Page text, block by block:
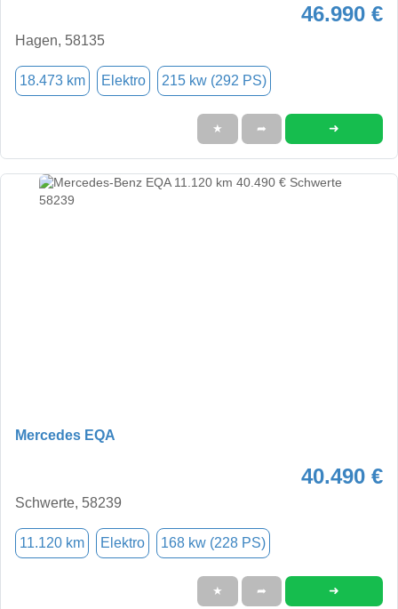
46.990 €
Hagen, 58135
18.473 km Elektro 215 kw (292 PS)
★ ➦ ➜
Mercedes EQA
40.490 €
Schwerte, 58239
11.120 km Elektro 168 kw (228 PS)
★ ➦ ➜